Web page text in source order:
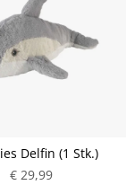
Delfin (1 Stk.)
€ 29,99